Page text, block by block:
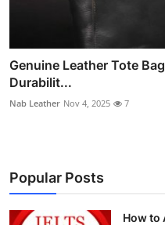
Genuine Leather Tote
Durabilit...
Nab Leather Nov 4, 2025 7
Popular Posts
How to